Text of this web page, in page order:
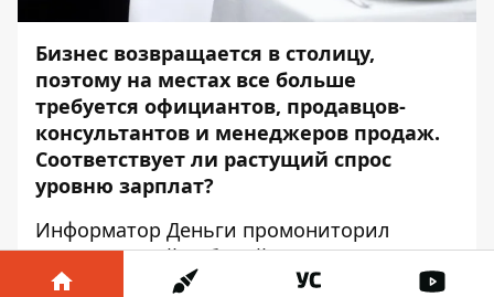
Бизнес возвращается в столицу,
поэтому на местах все больше
требуется официантов, продавцов-
консультантов и менеджеров продаж.
Соответствует ли растущий спрос
уровню зарплат?
Информатор Деньги промониторил
вакансии этой рабочей недели (со 2 по 6
мая) на сайте поиска работWork.ua